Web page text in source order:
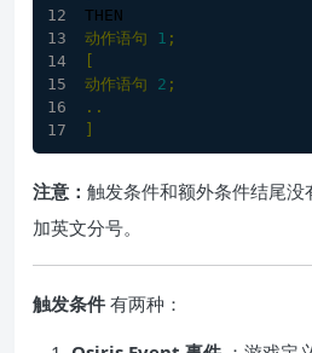
THEN
动作语句
1 ;
动作语句
2 ;
..
注意： 触发条件和额外条件结尾
加英文分号。
触发条件 有两种：